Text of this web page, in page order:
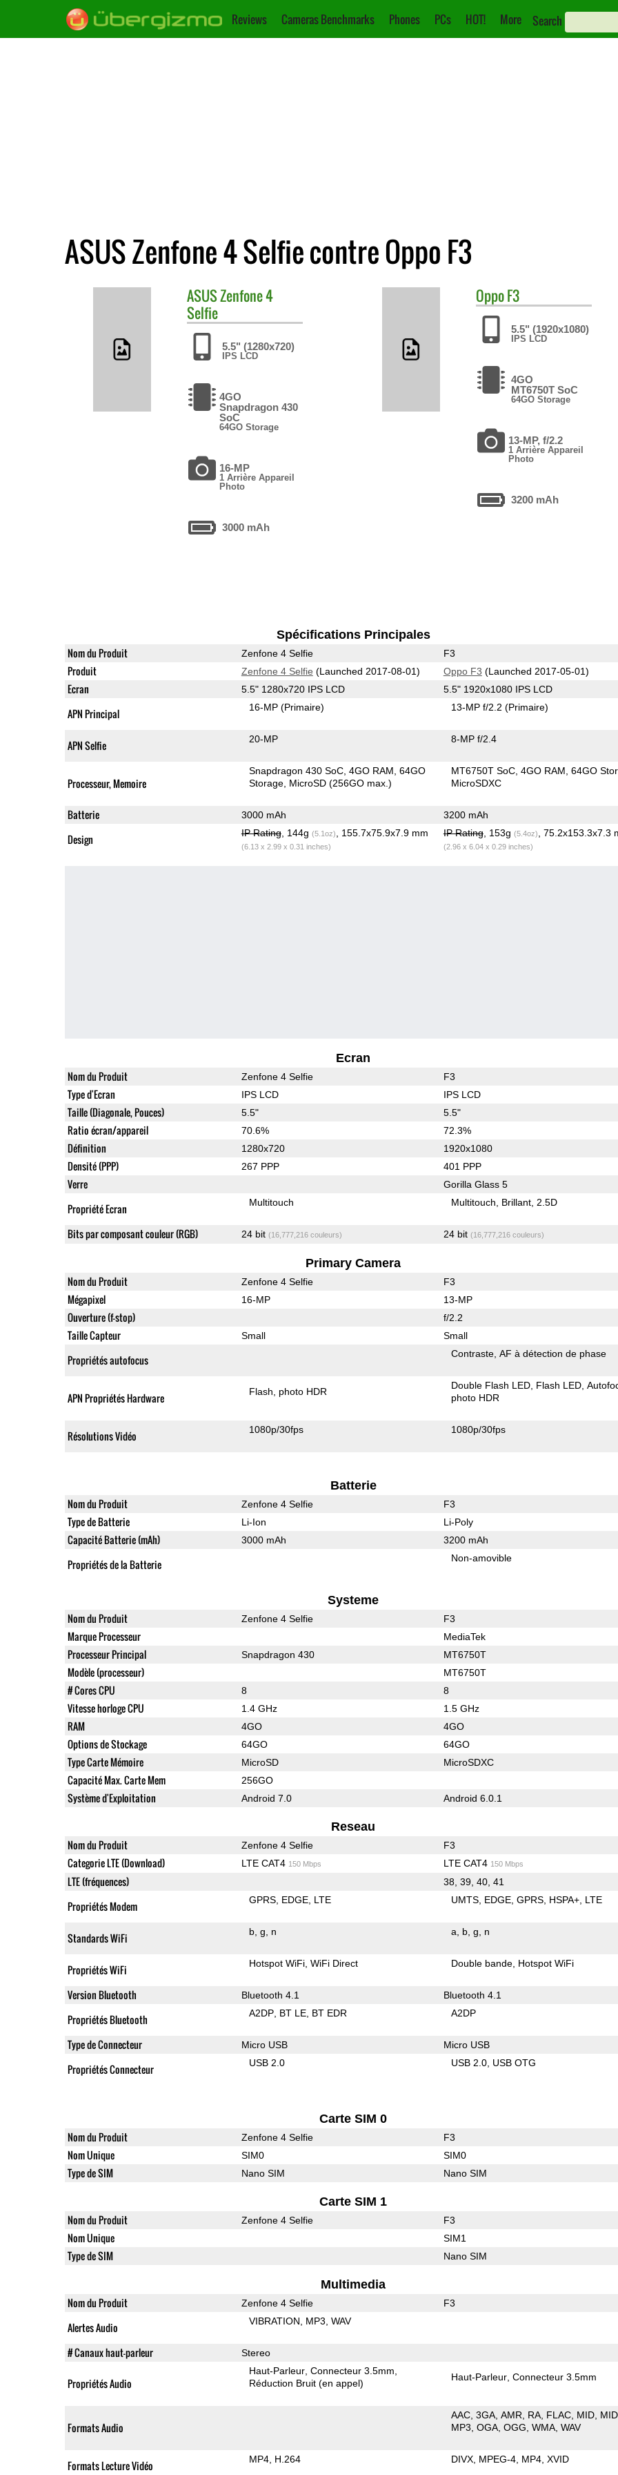
Reviews Cameras Benchmarks Phones PCs HOT! More Search
ASUS Zenfone 4 Selfie contre Oppo F3
ASUSZenfone 4
Selfie
5.5" (1280x720)
IPS LCD
4GO
Snapdragon 430
SoC
64GO Storage
16-MP
1 Arrière Appareil
Photo
3000 mAh
OppoF3
5.5" (1920x1080)
IPS LCD
4GO
MT6750T SoC
64GO Storage
13-MP, f/2.2
1 Arrière Appareil
Photo
3200 mAh
Spécifications Principales
Nom du Produit Zenfone 4 Selfie F3
Produit Zenfone 4 Selfie (Launched 2017-08-01) Oppo F3 (Launched 2017-05-01)
Ecran 5.5" 1280x720 IPS LCD 5.5" 1920x1080 IPS LCD
APN Principal 16-MP(Primaire) 13-MP f/2.2(Primaire)
APN Selfie 20-MP 8-MP f/2.4
Processeur, Memoire
Snapdragon 430 SoC 4GO RAM 64GO
Storage MicroSD (256GO max.)
MT6750T SoC 4GO RAM 64GO
MicroSDXC
Batterie 3000 mAh 3200 mAh
Design IP Rating, 144g (5.1oz) , 155.7x75.9x7.9 mm
(6.13 x 2.99 x 0.31 inches)
IP Rating, 153g (5.4oz) , 75.2x153.3x7.3
(2.96 x 6.04 x 0.29 inches)
Ecran
Nom du Produit Zenfone 4 Selfie F3
Type d'Ecran IPS LCD IPS LCD
Taille (Diagonale, Pouces) 5.5" 5.5"
Ratio écran/appareil 70.6% 72.3%
Définition 1280x720 1920x1080
Densité (PPP) 267 PPP 401 PPP
Verre Gorilla Glass 5
Propriété Ecran Multitouch Multitouch Brillant 2.5D
Bits par composant couleur (RGB) 24 bit (16,777,216 couleurs) 24 bit (16,777,216 couleurs)
Primary Camera
Nom du Produit Zenfone 4 Selfie F3
Mégapixel 16-MP 13-MP
Ouverture (f-stop) f/2.2
Taille Capteur Small Small
Propriétés autofocus Contraste AF à détection de phase
APN Propriétés Hardware Flash photo HDR
Double Flash LED Flash LED
photo HDR
Résolutions Vidéo 1080p/30fps 1080p/30fps
Batterie
Nom du Produit Zenfone 4 Selfie F3
Type de Batterie Li-Ion Li-Poly
Capacité Batterie (mAh) 3000 mAh 3200 mAh
Propriétés de la Batterie Non-amovible
Systeme
Nom du Produit Zenfone 4 Selfie F3
Marque Processeur MediaTek
Processeur Principal Snapdragon 430 MT6750T
Modèle (processeur) MT6750T
# Cores CPU 8 8
Vitesse horloge CPU 1.4 GHz 1.5 GHz
RAM 4GO 4GO
Options de Stockage 64GO 64GO
Type Carte Mémoire MicroSD MicroSDXC
Capacité Max. Carte Mem 256GO
Système d'Exploitation Android 7.0 Android 6.0.1
Reseau
Nom du Produit Zenfone 4 Selfie F3
Categorie LTE (Download) LTE CAT4 150 Mbps LTE CAT4 150 Mbps
LTE (fréquences) 38, 39, 40, 41
Propriétés Modem GPRS EDGE LTE UMTS EDGE GPRS HSPA+ LTE
Standards WiFi b g n a b g n
Propriétés WiFi Hotspot WiFi WiFi Direct Double bande Hotspot WiFi
Version Bluetooth Bluetooth 4.1 Bluetooth 4.1
Propriétés Bluetooth A2DP BT LE BT EDR A2DP
Type de Connecteur Micro USB Micro USB
Propriétés Connecteur USB 2.0 USB 2.0 USB OTG
Carte SIM 0
Nom du Produit Zenfone 4 Selfie F3
Nom Unique SIM0 SIM0
Type de SIM Nano SIM Nano SIM
Carte SIM 1
Nom du Produit Zenfone 4 Selfie F3
Nom Unique SIM1
Type de SIM Nano SIM
Multimedia
Nom du Produit Zenfone 4 Selfie F3
Alertes Audio VIBRATION MP3 WAV
# Canaux haut-parleur Stereo
Propriétés Audio
Haut-Parleur Connecteur 3.5mm
Réduction Bruit (en appel)
Haut-Parleur Connecteur 3.5mm
Formats Audio
AAC 3GA AMR RA FLAC MID
MP3 OGA OGG WMA WAV
Formats Lecture Vidéo MP4 H.264 DIVX MPEG-4 MP4 XVID